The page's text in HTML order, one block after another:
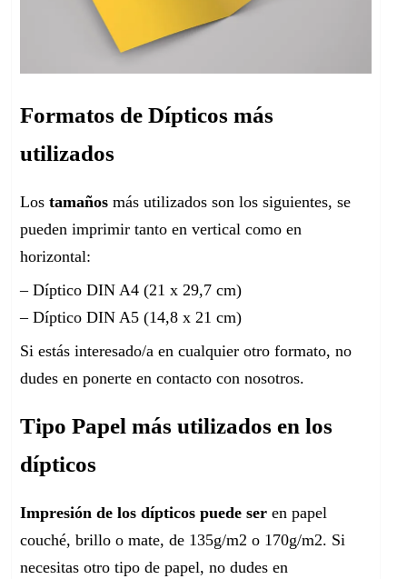
Formatos de Dípticos más
utilizados
Los tamaños más utilizados son los siguientes, se
pueden imprimir tanto en vertical como en
horizontal:
– Díptico DIN A4 (21 x 29,7 cm)
– Díptico DIN A5 (14,8 x 21 cm)
Si estás interesado/a en cualquier otro formato, no
dudes en ponerte en contacto con nosotros.
Tipo Papel más utilizados en los
dípticos
Impresión de los dípticos puede ser en papel
couché, brillo o mate, de 135g/m2 o 170g/m2. Si
necesitas otro tipo de papel, no dudes en